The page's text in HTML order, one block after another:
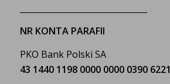
NR KONTA PARAFII
PKO Bank Polski SA
43 1440 1198 0000 0000 0390 6221